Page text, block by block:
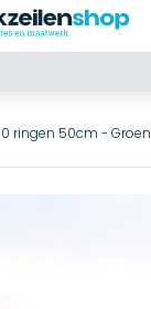
ringen 50cm - Groen